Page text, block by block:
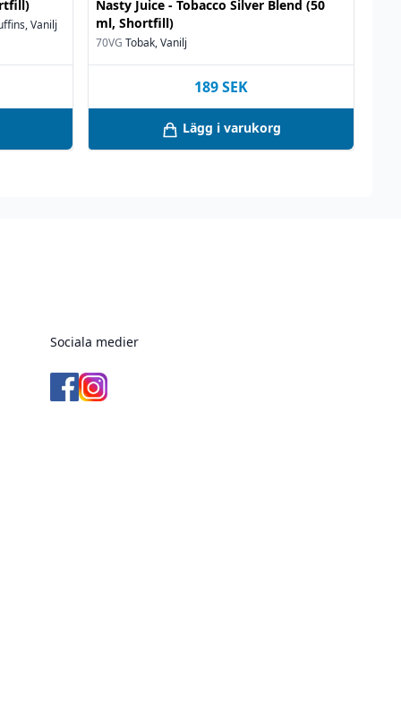
Vanilj
Nasty Juice - Tobacco Silver Blend (50
ml, Shortfill)
70VG Tobak, Vanilj
189SEK
Lägg i varukorg
Sociala medier